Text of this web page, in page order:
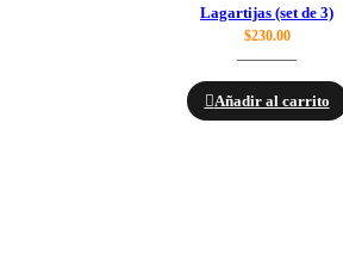
Lagartijas (set de 3)
$230.00
Añadir al carrito